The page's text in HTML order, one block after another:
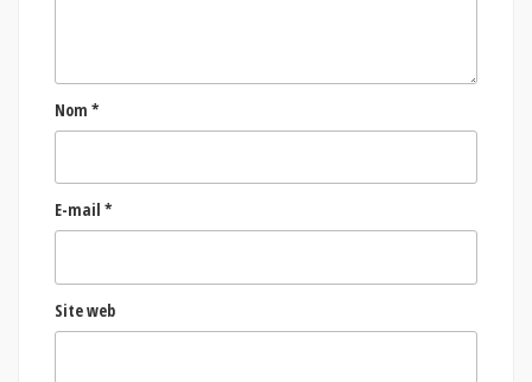
Nom *
E-mail *
Site web